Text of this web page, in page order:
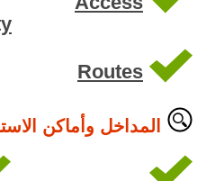
Routes
المداخل وأماكن